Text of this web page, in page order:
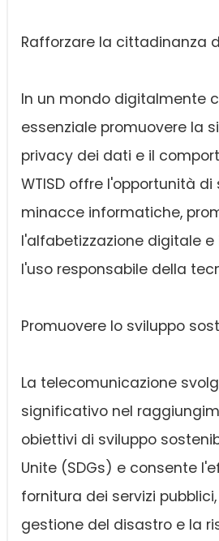
Rafforzare la cittadinanza
In un mondo digitalmente
essenziale promuovere la
privacy dei dati e il
WTISD offre l'opportunità di
minacce informatiche,
l'alfabetizzazione digitale
l'uso responsabile della
Promuovere lo sviluppo
La telecomunicazione
significativo nel
obiettivi di sviluppo
Unite (SDGs) e consente
fornitura dei servizi
gestione del disastro e la